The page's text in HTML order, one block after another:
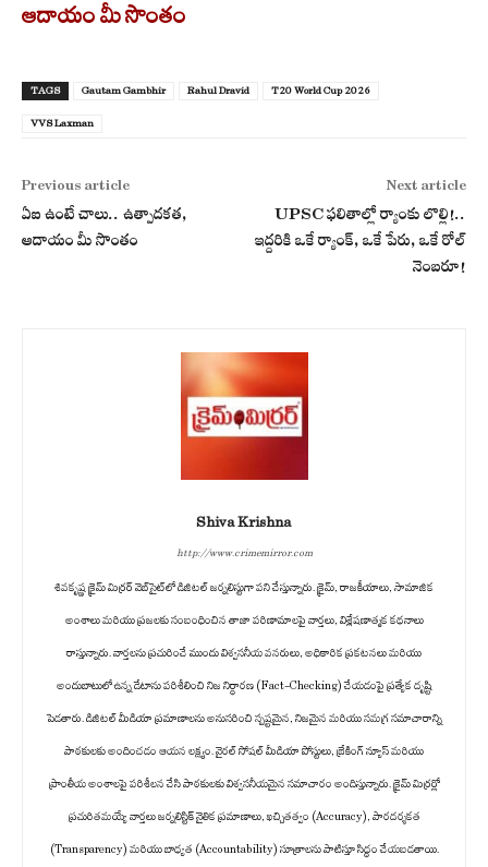
ఆదాయం మీ సొంతం
TAGS Gautam Gambhir Rahul Dravid T20 World Cup 2026
VVS Laxman
Previous article
ఏఐ ఉంటే చాలు.. ఉత్పాదకత,
ఆదాయం మీ సొంతం
Next article
UPSC ఫలితాల్లో ర్యాంకు లొల్లి!..
ఇద్దరికి ఒకే ర్యాంక్‌, ఒకే పేరు, ఒకే రోల్
నెంబరూ!
Shiva Krishna
http://www.crimemirror.com
శివకృష్ణ క్రైమ్ మిర్రర్ వెబ్‌సైట్‌లో డిజిటల్ జర్నలిస్టుగా పని చేస్తున్నారు. క్రైమ్, రాజకీయాలు, సామాజిక
అంశాలు మరియు ప్రజలకు సంబంధించిన తాజా పరిణామాలపై వార్తలు, విశ్లేషణాత్మక కథనాలు
రాస్తున్నారు. వార్తలను ప్రచురించే ముందు విశ్వసనీయ వనరులు, అధికారిక ప్రకటనలు మరియు
అందుబాటులో ఉన్న డేటాను పరిశీలించి నిజ నిర్ధారణ (Fact-Checking) చేయడంపై ప్రత్యేక దృష్టి
పెడతారు. డిజిటల్ మీడియా ప్రమాణాలను అనుసరించి స్పష్టమైన, నిజమైన మరియు సమగ్ర సమాచారాన్ని
పాఠకులకు అందించడం ఆయన లక్ష్యం. వైరల్ సోషల్ మీడియా పోస్టులు, బ్రేకింగ్ న్యూస్ మరియు
ప్రాంతీయ అంశాలపై పరిశీలన చేసి పాఠకులకు విశ్వసనీయమైన సమాచారం అందిస్తున్నారు. క్రైమ్ మిర్రర్లో
ప్రచురితమయ్యే వార్తలు జర్నలిస్టిక్ నైతిక ప్రమాణాలు, ఖచ్చితత్వం (Accuracy), పారదర్శకత
(Transparency) మరియు బాధ్యత (Accountability) సూత్రాలను పాటిస్తూ సిద్ధం చేయబడతాయి.